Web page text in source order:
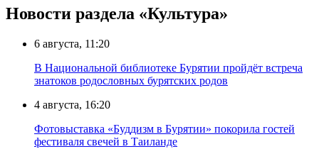
Новости раздела «Культура»
6 августа, 11:20
В Национальной библиотеке Бурятии пройдёт встреча
знатоков родословных бурятских родов
4 августа, 16:20
Фотовыставка «Буддизм в Бурятии» покорила гостей
фестиваля свечей в Таиланде